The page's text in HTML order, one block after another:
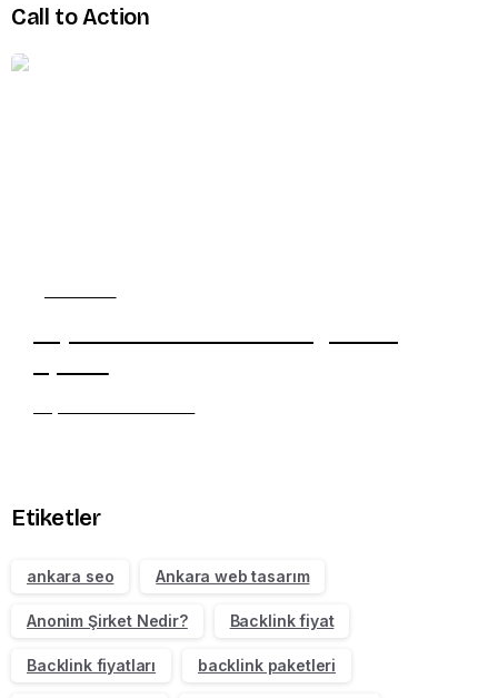
Call to Action
Etiketler
ankara seo Ankara web tasarım
Anonim Şirket Nedir? Backlink fiyat
Backlink fiyatları backlink paketleri